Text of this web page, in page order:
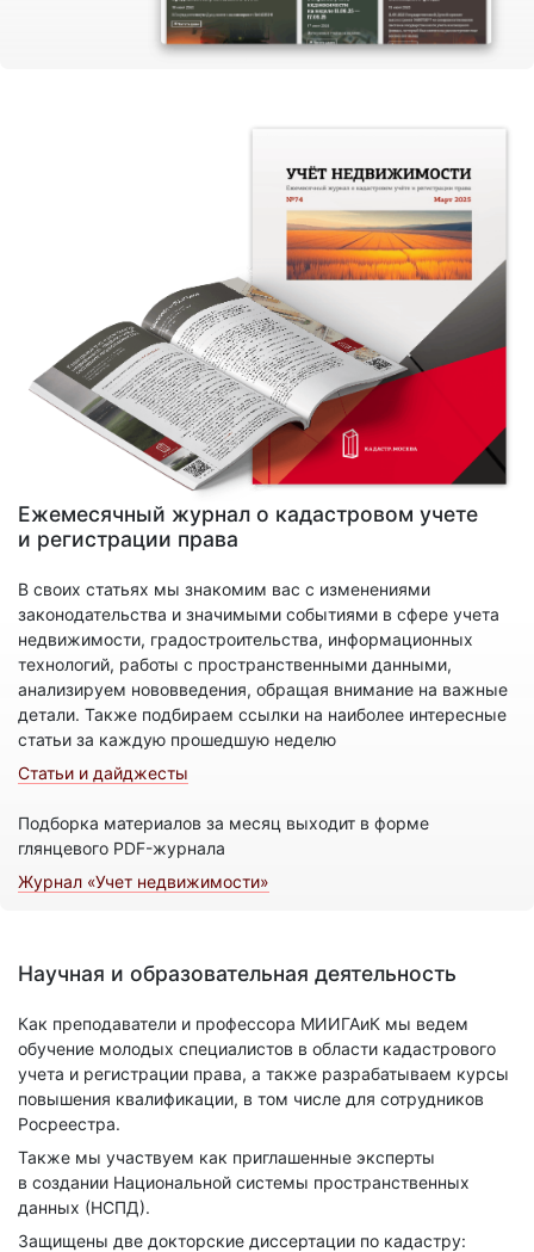
Ежемесячный журнал о кадастровом учете
и регистрации права
В своих статьях мы знакомим вас с изменениями
законодательства и значимыми событиями в сфере учета
недвижимости, градостроительства, информационных
технологий, работы с пространственными данными,
анализируем нововведения, обращая внимание на важные
детали. Также подбираем ссылки на наиболее интересные
статьи за каждую прошедшую неделю
Статьи и дайджесты
Подборка материалов за месяц выходит в форме
глянцевого PDF-журнала
Журнал «Учет недвижимости»
Научная и образовательная деятельность
Как преподаватели и профессора МИИГАиК мы ведем
обучение молодых специалистов в области кадастрового
учета и регистрации права, а также разрабатываем курсы
повышения квалификации, в том числе для сотрудников
Росреестра.
Также мы участвуем как приглашенные эксперты
в создании Национальной системы пространственных
данных (НСПД).
Защищены две докторские диссертации по кадастру: